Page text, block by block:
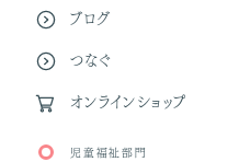
ブログ
つなぐ
オンラインショップ
児童福祉部門